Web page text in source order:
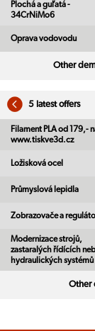
Plochá a guľatá -
34CrNiMo6
Oprava vodovodu
Other
5 latest offers
Filament PLA od 179,-
www.tiskve3d.cz
Ložisková ocel
Průmyslová lepidla
Zobrazovače a
Modernizace strojů,
zastaralých řídících
hydraulických systémů
Other